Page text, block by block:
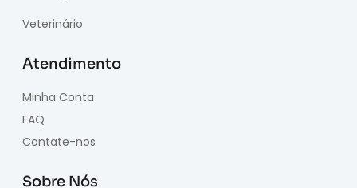
Veterinário
Atendimento
Minha Conta
FAQ
Contate-nos
Sobre Nós